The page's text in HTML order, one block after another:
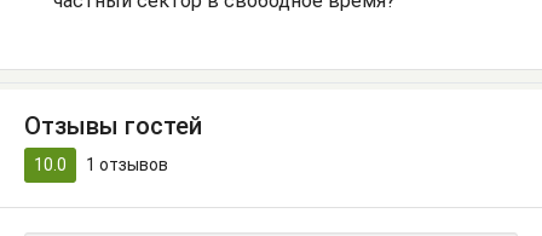
Отзывы гостей
10.0 1 отзывов